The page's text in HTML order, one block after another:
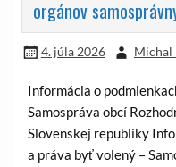
orgánov
4. júla 2026 Michal
Informácia o
Samospráva obcí
Slovenskej republiky
a práva byť volený –